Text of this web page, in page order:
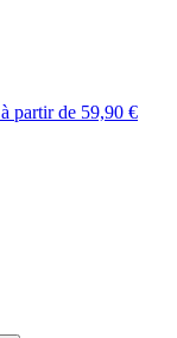
à partir de 59,90 €